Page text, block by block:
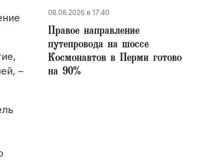
–
08.08.2026 в 17:40
Правое направление
путепровода на шоссе
Космонавтов в Перми готово
на 90%